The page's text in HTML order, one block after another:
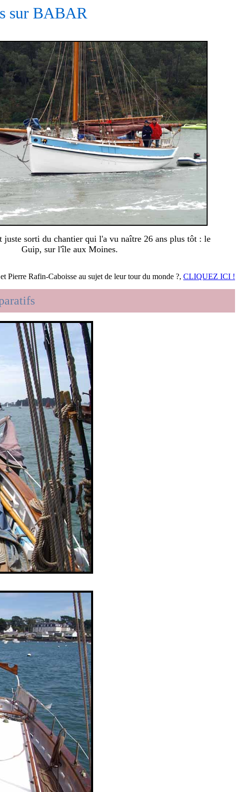
sur BABAR
sorti du chantier qui l'a vu naître 26 ans plus tôt : le
Guip, sur l'île aux Moines.
Pierre Rafin-Caboisse au sujet de leur tour du monde ?, CLIQUEZ ICI !